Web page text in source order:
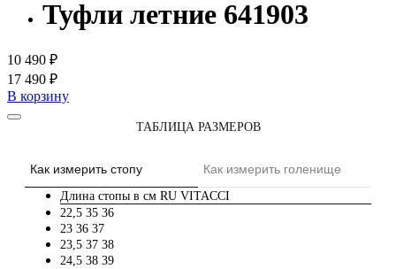
Туфли летние 641903
10 490 ₽
17 490 ₽
В корзину
ТАБЛИЦА РАЗМЕРОВ
Как измерить стопу Как измерить голенище
Длина стопы в см RU VITACCI
22,5 35 36
23 36 37
23,5 37 38
24,5 38 39